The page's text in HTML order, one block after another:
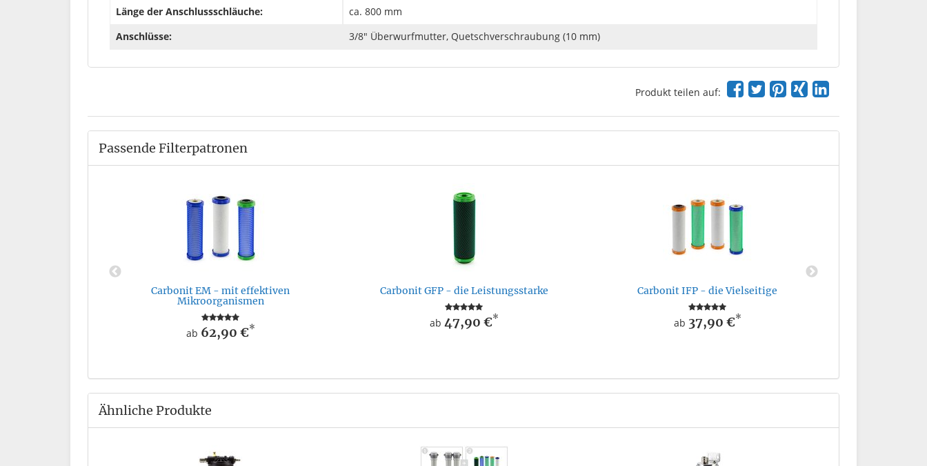
Länge der Anschlussschläuche:
ca. 800 mm
Anschlüsse:
3/8" Überwurfmutter, Quetschverschraubung (10 mm)
Produkt teilen auf:
Passende Filterpatronen
Carbonit EM - mit effektiven
Mikroorganismen
ab 62,90 €*
Carbonit GFP - die Leistungsstarke
ab 47,90 €*
Carbonit IFP - die Vielseitige
ab 37,90 €*
Ähnliche Produkte